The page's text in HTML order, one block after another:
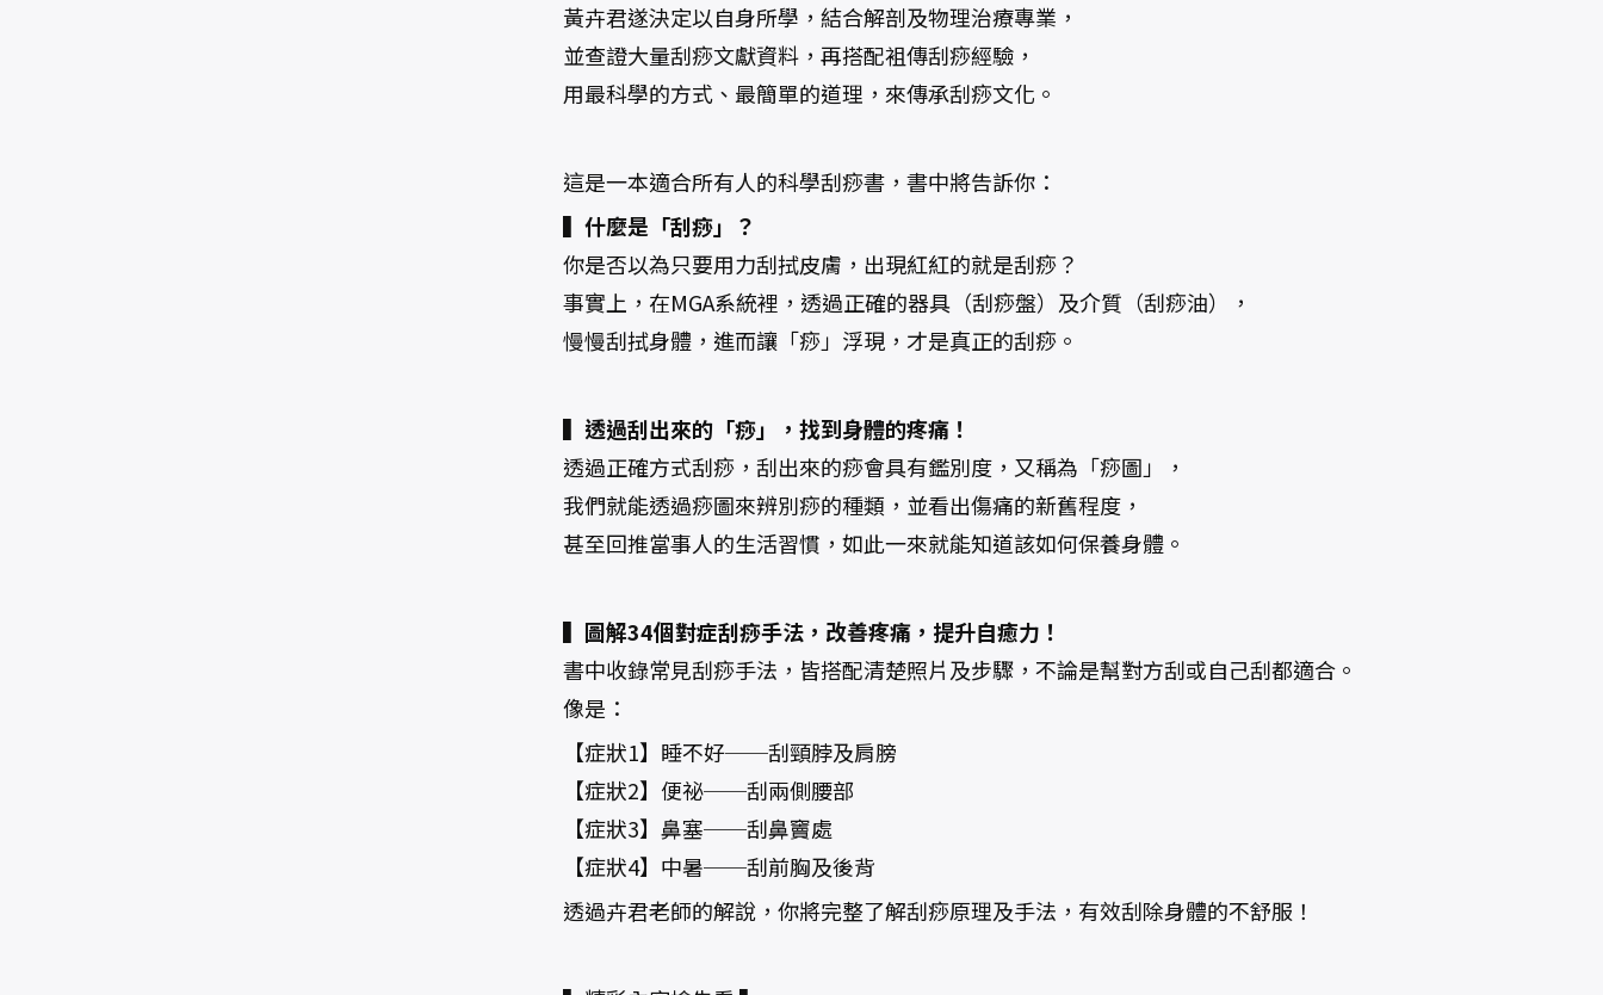
黃卉君遂決定以自身所學，結合解剖及物理治療專業，
並查證大量刮痧文獻資料，再搭配袓傳刮痧經驗，
用最科學的方式、最簡單的道理，來傳承刮痧文化。
這是一本適合所有人的科學刮痧書，書中將告訴你：
▍什麼是「刮痧」？
你是否以為只要用力刮拭皮膚，出現紅紅的就是刮痧？
事實上，在MGA系統裡，透過正確的器具（刮痧盤）及介質（刮痧油），
慢慢刮拭身體，進而讓「痧」浮現，才是真正的刮痧。
▍透過刮出來的「痧」，找到身體的疼痛！
透過正確方式刮痧，刮出來的痧會具有鑑別度，又稱為「痧圖」，
我們就能透過痧圖來辨別痧的種類，並看出傷痛的新舊程度，
甚至回推當事人的生活習慣，如此一來就能知道該如何保養身體。
▍圖解34個對症刮痧手法，改善疼痛，提升自癒力！
書中收錄常見刮痧手法，皆搭配清楚照片及步驟，不論是幫對方刮或自己刮都適合。
像是：
【症狀1】睡不好──刮頸脖及肩膀
【症狀2】便祕──刮兩側腰部
【症狀3】鼻塞──刮鼻竇處
【症狀4】中暑──刮前胸及後背
透過卉君老師的解說，你將完整了解刮痧原理及手法，有效刮除身體的不舒服！